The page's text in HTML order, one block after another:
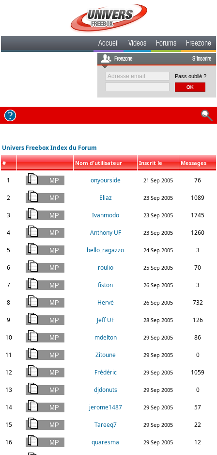
Accueil Videos Forums Freezone
Freezone S'inscrire
Pass oublié ?
Univers Freebox Index du Forum
# Nom d'utilisateur Inscrit le Messages
1 onyourside 21 Sep 2005 76
2 Eliaz 23 Sep 2005 1089
3 Ivanmodo 23 Sep 2005 1745
4 Anthony UF 23 Sep 2005 1260
5 bello_ragazzo 24 Sep 2005 3
6 roulio 25 Sep 2005 70
7 fiston 26 Sep 2005 3
8 Hervé 26 Sep 2005 732
9 Jeff UF 28 Sep 2005 126
10 mdelton 29 Sep 2005 86
11 Zitoune 29 Sep 2005 0
12 Frédéric 29 Sep 2005 1059
13 djdonuts 29 Sep 2005 0
14 jerome1487 29 Sep 2005 57
15 Tareeq7 29 Sep 2005 22
16 quaresma 29 Sep 2005 12